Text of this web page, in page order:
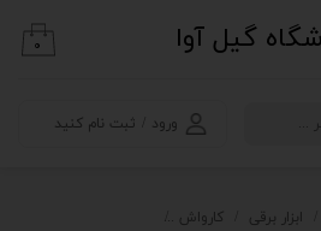
گیل آوا
ورود ثبت نام کنید
۰
ابزار برقی کارواش